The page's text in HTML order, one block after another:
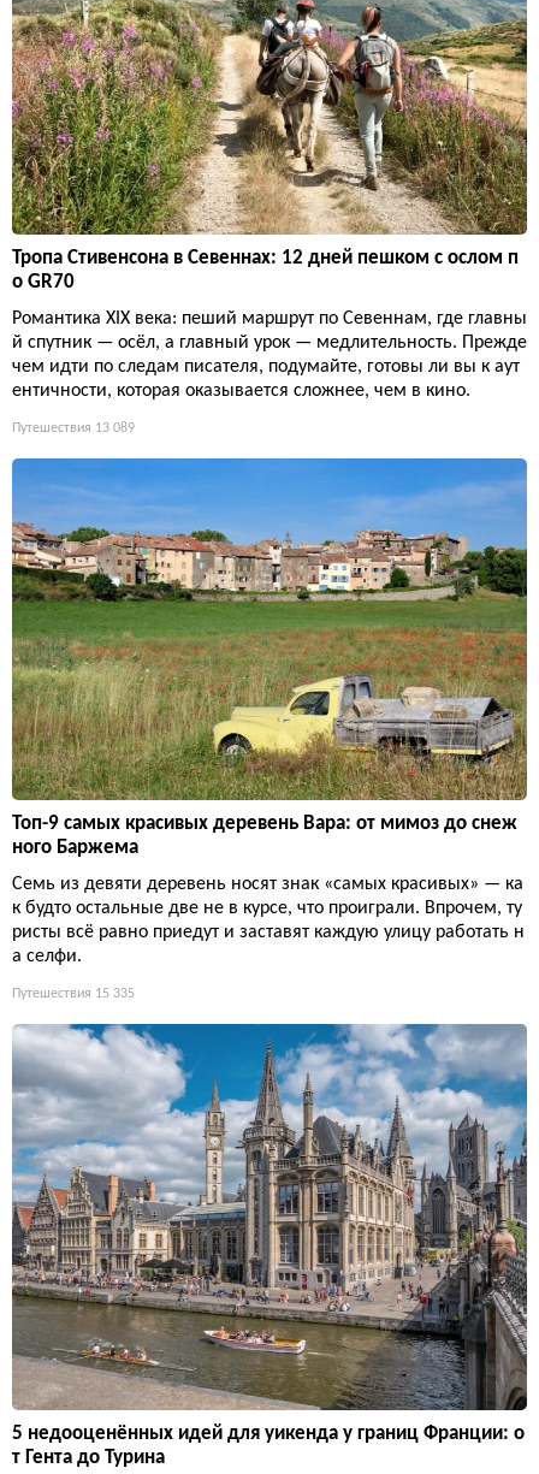
Тропа Стивенсона в Севеннах: 12 дней пешком с ослом п
о GR70
Романтика XIX века: пеший маршрут по Севеннам, где главны
й спутник — осёл, а главный урок — медлительность. Прежде
чем идти по следам писателя, подумайте, готовы ли вы к аут
ентичности, которая оказывается сложнее, чем в кино.
Путешествия 13 089
Топ-9 самых красивых деревень Вара: от мимоз до снеж
ного Баржема
Семь из девяти деревень носят знак «самых красивых» — ка
к будто остальные две не в курсе, что проиграли. Впрочем, ту
ристы всё равно приедут и заставят каждую улицу работать н
а селфи.
Путешествия 15 335
5 недооценённых идей для уикенда у границ Франции: о
т Гента до Турина